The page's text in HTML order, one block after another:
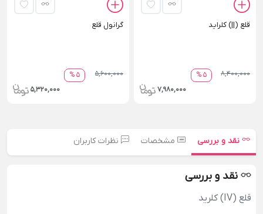
قلع (||) کلراید
5 %
8,400,000
7,980,000
گرانول قلع
5 %
5,600,000
5,320,000
نقد و بررسی مشخصات نظرات کاربران
نقد و بررسی
قلع (IV) کلرید